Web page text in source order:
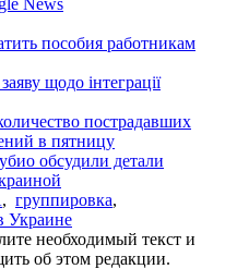
пособия работникам
щодо інтеграції
пострадавших
в пятницу
обсудили детали
, группировка,
Украине
необходимый текст и
об этом редакции.